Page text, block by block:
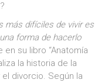
más difíciles de vivir es
forma de hacerlo
en su libro “Anatomía
la historia de la
divorcio. Según la